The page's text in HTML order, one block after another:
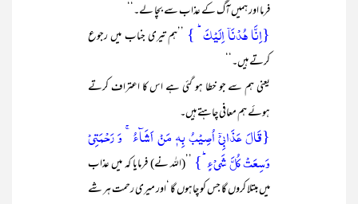
فرما اور ہمیں آگ کے عذاب سے بچا لے۔‘‘
{اِنَّا ہُدۡنَاۤ اِلَیۡکَ ؕ } ’’ہم تیری جناب میں رجوع
کرتے ہیں۔‘‘
یعنی ہم سے جو خطا ہو گئی ہے اس کا اعتراف کرتے
ہوئے ہم معافی چاہتے ہیں۔
{قَالَ عَذَابِیۡۤ اُصِیۡبُ بِہٖ مَنۡ اَشَآءُ ۚ وَ رَحۡمَتِیۡ
وَسِعَتۡ کُلَّ شَیۡءٍ ؕ} ’’(اللہ نے) فرمایا کہ میں عذاب
میں مبتلا کروں گا جس کو چاہوں گا ‘اور میری رحمت ہر شے